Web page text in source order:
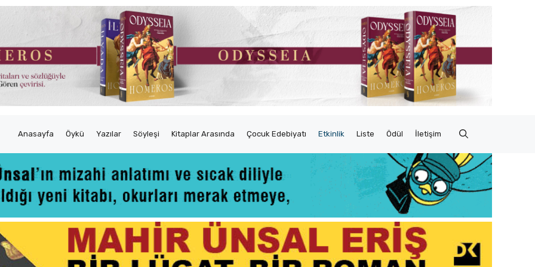
Anasayfa Öykü Yazılar Söyleşi Kitaplar Arasında Çocuk Edebiyatı Etkinlik Liste Ödül İletişim